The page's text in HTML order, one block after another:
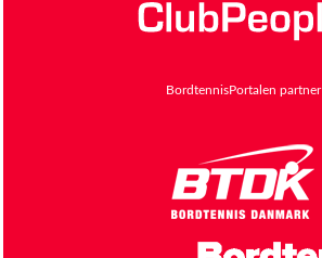
BordtennisPortalen partner